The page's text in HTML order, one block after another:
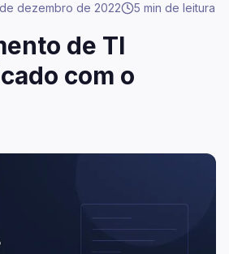
dezembro de 2022 5 min de leitura
de TI
com o